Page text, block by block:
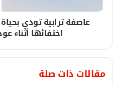
عاصفة ترابية تودي
اختفائها أثناء
مقالات ذات صلة